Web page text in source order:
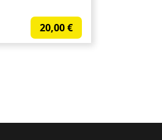
20,00€